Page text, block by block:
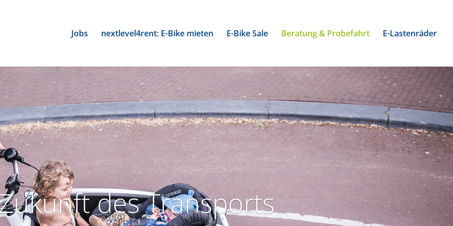
Jobs nextlevel4rent: E-Bike mieten E-Bike Sale Beratung & Probefahrt E-Lastenräder
des Transports